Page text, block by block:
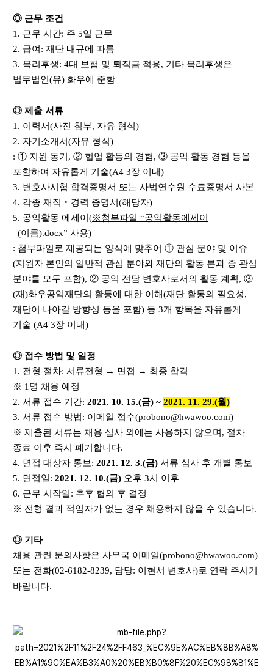
◎ 근무 조건
1. 근무 시간: 주 5일 근무
2. 급여 : 재단 내규에 따름
3. 복리후생: 4대 보험 및 퇴직금 적용, 기타 복리후생은
법무법인 (유) 화우에 준함
◎ 제출 서류
1. 이력서(사진 첨부, 자유 형식)
2. 자기소개서(자유 형식)
: ① 지원 동기 , ② 협업 활동의 경험, ③ 공익 활동 경험 등을
포함하여 자유롭게 기술(A4 3장 이내)
3. 변호사시험 합격증명서 또는 사법연수원 수료증명서 사본
4. 각종 재직 ‧ 경력 증명서(해당자)
5. 공익활동 에세이 (※첨부파일 “공익활동에세이
_(이름).docx” 사용)
: 첨부파일로 제공되는 양식에 맞추어 ① 관심 분야 및 이슈
(지원자 본인의 일반적 관심 분야와 재단의 활동 분과 중 관심
분야를 모두 포함), ② 공익 전담 변호사로서의 활동 계획, ③
(재)화우공익재단의 활동에 대한 이해(재단 활동의 필요성,
재단이 나아갈 방향성 등을 포함) 등 3개 항목을 자유롭게
기술 (A4 3장 이내)
◎ 접수 방법 및 일정
1. 전형 절차: 서류전형 → 면접 → 최종 합격
※ 1 명 채용 예정
2. 서류 접수 기간: 2021. 10. 15.(금) ~ 2021. 11. 29.(월)
3. 서류 접수 방법: 이메일 접수(probono@hwawoo.com)
※ 제출된 서류는 채용 심사 외에는 사용하지 않으며 , 절차
종료 이후 즉시 폐기합니다.
4. 면접 대상자 통보: 2021. 12. 3.(금) 서류 심사 후 개별 통보
5. 면접일: 2021. 12. 10.(금) 오후 3시 이후
6. 근무 시작일: 추후 협의 후 결정
※ 전형 결과 적임자가 없는 경우 채용하지 않을 수 있습니다.
◎ 기타
채용 관련 문의사항은 사무국 이메일(probono@hwawoo.com)
또는 전화(02-6182-8239, 담당: 이현서 변호사)로 연락 주시기
바랍니다.